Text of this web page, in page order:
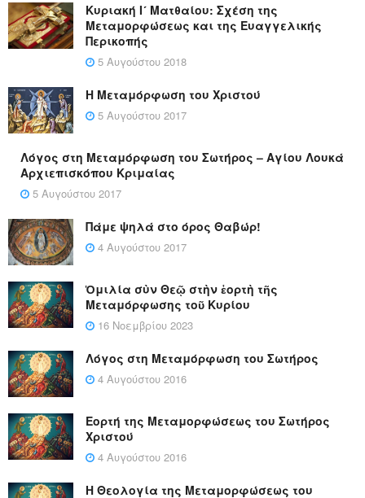
Κυριακή Ι´ Ματθαίου: Σχέση της
Μεταμορφώσεως και της Ευαγγελικής
Περικοπής
5 Αυγούστου 2018
Η Μεταμόρφωση του Χριστού
5 Αυγούστου 2017
Λόγος στη Μεταμόρφωση του Σωτήρος – Αγίου Λουκά
Αρχιεπισκόπου Κριμαίας
5 Αυγούστου 2017
Πάμε ψηλά στο όρος Θαβώρ!
4 Αυγούστου 2017
Ὁμιλία σὺν Θεῷ στὴν ἑορτὴ τῆς
Μεταμόρφωσης τοῦ Κυρίου
16 Νοεμβρίου 2023
Λόγος στη Μεταμόρφωση του Σωτήρος
4 Αυγούστου 2016
Εορτή της Μεταμορφώσεως του Σωτήρος
Χριστού
4 Αυγούστου 2016
Η Θεολογία της Μεταμορφώσεως του